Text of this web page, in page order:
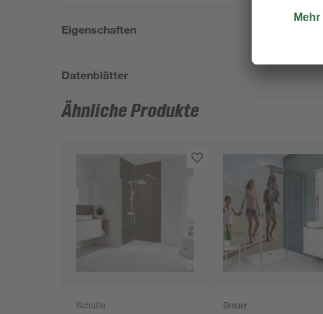
Eigenschaften
Datenblätter
Ähnliche Produkte
Schulte Breuer